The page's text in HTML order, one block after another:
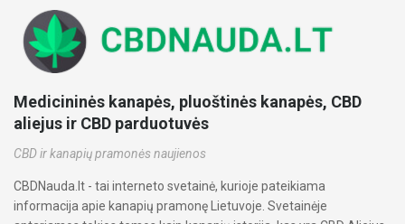
Medicininės kanapės, pluoštinės kanapės, CBD
aliejus ir CBD parduotuvės
CBD ir kanapių pramonės naujienos
CBDNauda.lt - tai interneto svetainė, kurioje pateikiama
informacija apie kanapių pramonę Lietuvoje. Svetainėje